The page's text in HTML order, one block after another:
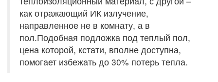
как отражающий ИК излучение,
направленное не в комнату, а в
пол.Подобная подложка под теплый пол,
цена которой, кстати, вполне доступна,
помогает избежать до 30% потерь тепла.